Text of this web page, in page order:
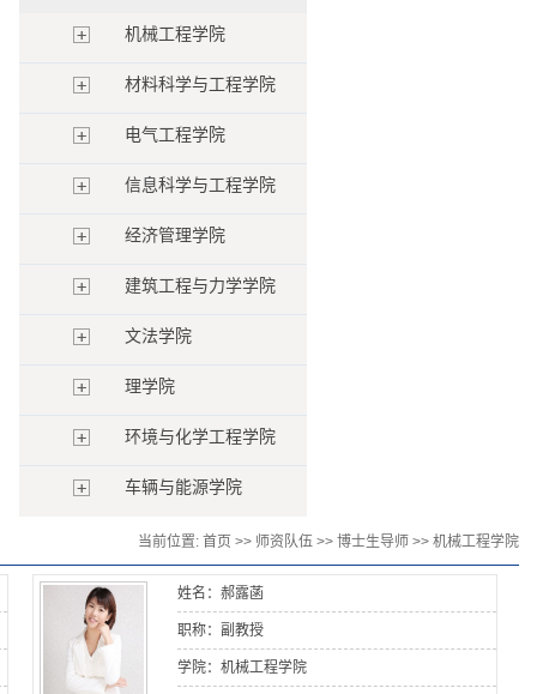
机械工程学院
材料科学与工程学院
电气工程学院
信息科学与工程学院
经济管理学院
建筑工程与力学学院
文法学院
理学院
环境与化学工程学院
车辆与能源学院
当前位置: 首页 >> 师资队伍 >> 博士生导师 >> 机械工程学院
姓名：郝露菡
职称：副教授
学院：机械工程学院